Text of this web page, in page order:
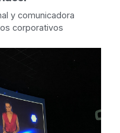
y comunicadora
corporativos